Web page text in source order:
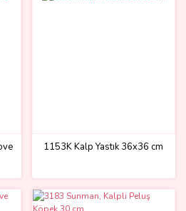
1153K Kalp Yastık 36x36 cm